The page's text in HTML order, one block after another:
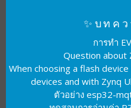
✨บทค
การทำ
Question about
When choosing a flash
devices and with Zynq
ตัวอย่าง esp32-